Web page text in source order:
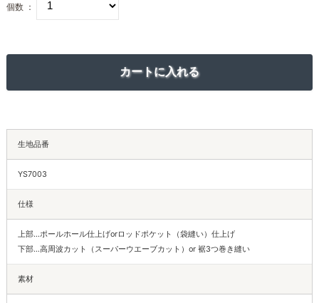
個数 ：
生地品番
YS7003
仕様
上部…ポールホール仕上げorロッドポケット（袋縫い）仕上げ
下部…高周波カット（スーパーウエーブカット）or 裾3つ巻き縫い
素材